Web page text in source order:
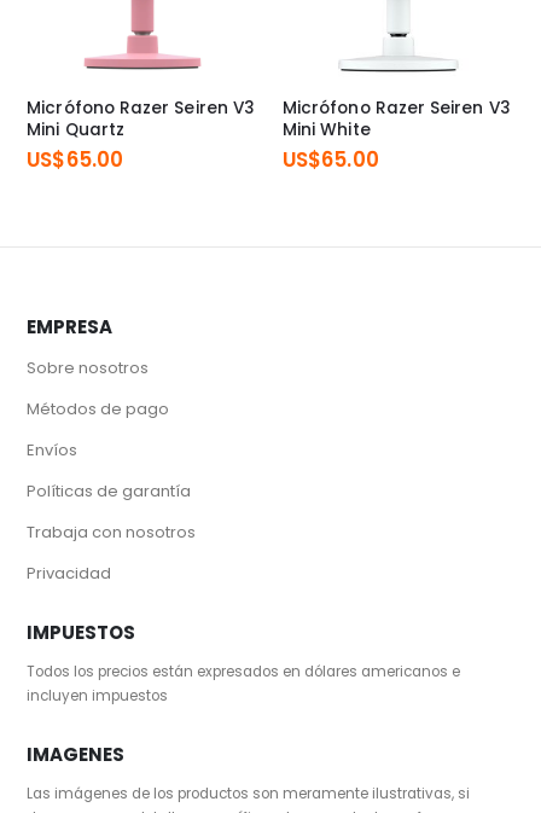
Micrófono Razer Seiren V3
Mini Quartz
US$65.00
Micrófono Razer Seiren V3
Mini White
US$65.00
EMPRESA
Sobre nosotros
Métodos de pago
Envíos
Políticas de garantía
Trabaja con nosotros
Privacidad
IMPUESTOS
Todos los precios están expresados en dólares americanos e
incluyen impuestos
IMAGENES
Las imágenes de los productos son meramente ilustrativas, si